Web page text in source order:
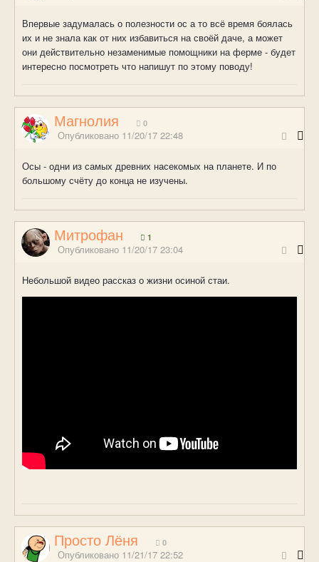
Впервые задумалась о полезности ос а то всё время боялась
их и не знала как от них избавиться на своёй даче, а может
они действительно незаменимые помощники на ферме - будет
интересно посмотреть что напишут по этому поводу!
Магнолия 0
Опубликовано 11/20/17 22:48
Осы - одни из самых древних насекомых на планете. И по
большому счёту до конца не изучены.
Митрофан 1
Опубликовано 11/20/17 23:04
Небольшой видео рассказ о жизни осиной стаи.
Просто Лёня 0
Опубликовано 11/21/17 22:52